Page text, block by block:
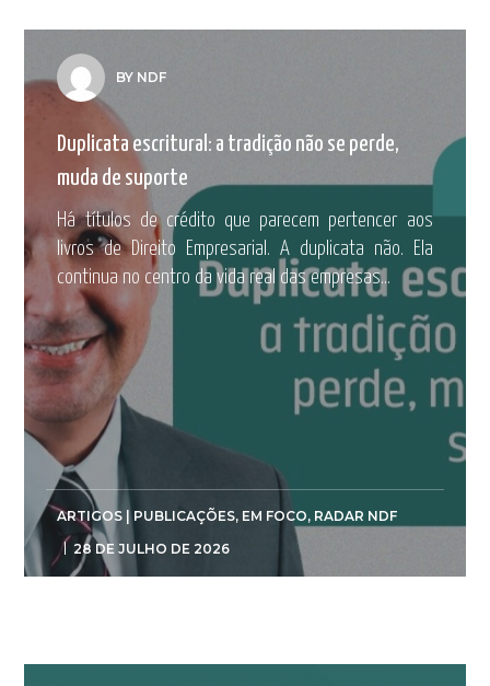
BY NDF
Duplicata escritural: a tradição não se perde,
muda de suporte
Há títulos de crédito que parecem pertencer aos
livros de Direito Empresarial. A duplicata não. Ela
continua no centro da vida real das empresas...
ARTIGOS | PUBLICAÇÕES, EM FOCO, RADAR NDF
28 DE JULHO DE 2026